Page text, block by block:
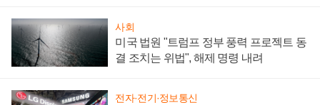
사회
미국 법원 "트럼프 정부 풍력 프로젝트 동
결 조치는 위법", 해제 명령 내려
전자·전기·정보통신